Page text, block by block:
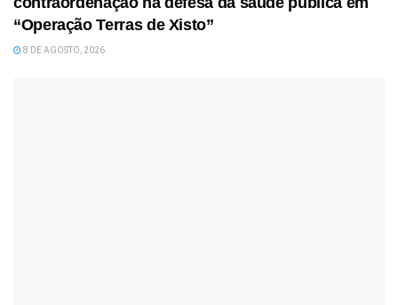
“Operação Terras de Xisto”
8 DE AGOSTO, 2026